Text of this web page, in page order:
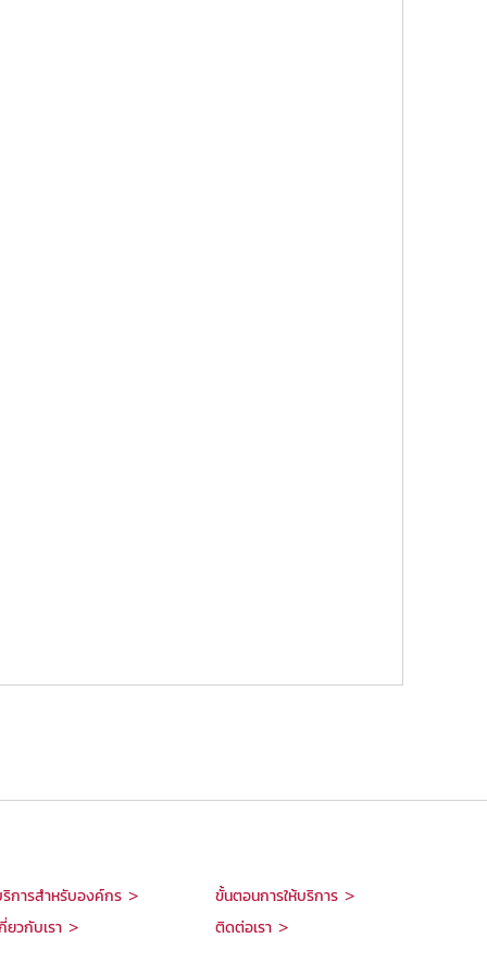
การสำหรับองค์กร >
ขั้นตอนการให้บริการ >
ยวกับเรา > ติดต่อเรา >